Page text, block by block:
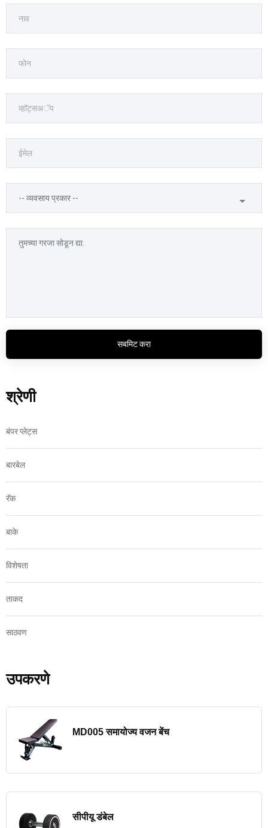
सबमिट करा
श्रेणी
बंपर प्लेट्स
बारबेल
रॅक
बाके
विशेषता
ताकद
साठवण
उपकरणे
MD005 समायोज्य वजन बेंच
सीपीयू डंबेल